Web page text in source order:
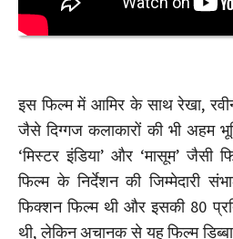
इस फिल्म में आमिर के साथ रेखा,
जैसे दिग्गज कलाकारों की भी अहम
‘मिस्टर इंडिया’ और ‘मासूम’ जैसी
फिल्म के निर्देशन की जिम्मेदारी
फिक्शन फिल्म थी और इसकी 80
थी, लेकिन अचानक से यह फिल्म